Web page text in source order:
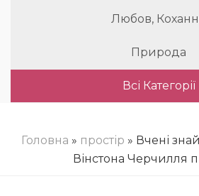
Любов,
Природа
Всі Категорії
Головна » простір » Вчені
Вінстона Черчилля